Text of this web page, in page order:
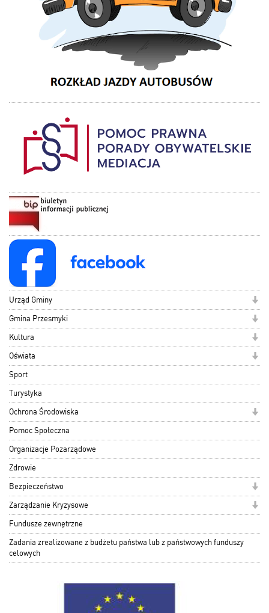
Urząd Gminy
Gmina Przesmyki
Kultura
Oświata
Sport
Turystyka
Ochrona Środowiska
Pomoc Społeczna
Organizacje Pozarządowe
Zdrowie
Bezpieczeństwo
Zarządzanie Kryzysowe
Fundusze zewnętrzne
Zadania zrealizowane z budżetu państwa lub z państwowych funduszy
celowych